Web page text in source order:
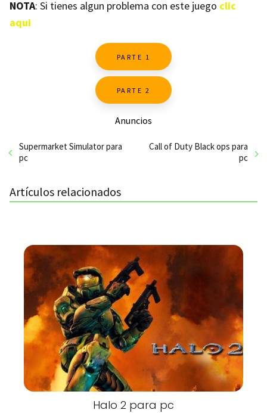
NOTA: Si tienes algun problema con este juego clic
aqui
PARTE 1
PARTE 2
Anuncios
Supermarket Simulator para
pc
Call of Duty Black ops para
pc
Artículos relacionados
Halo 2 para pc